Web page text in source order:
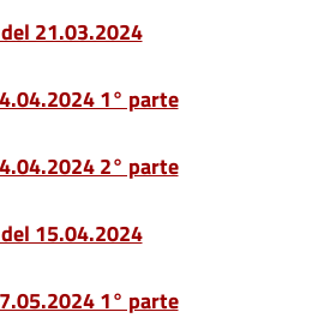
21.03.2024
1° parte
2° parte
15.04.2024
1° parte